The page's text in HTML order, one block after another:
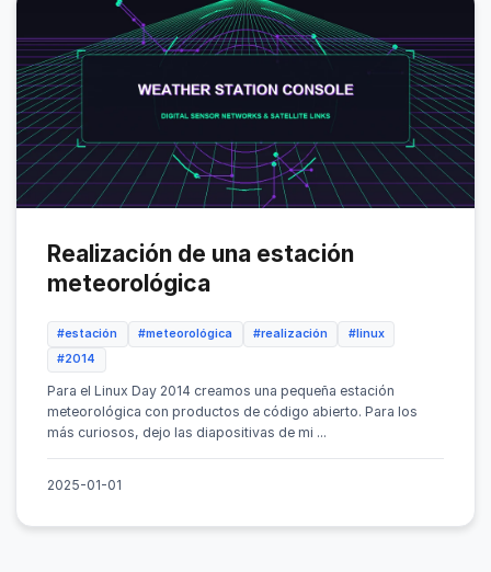
Realización de una estación
meteorológica
#estación #meteorológica #realización
#linux
#2014
Para el Linux Day 2014 creamos una pequeña estación
meteorológica con productos de código abierto. Para los
más curiosos, dejo las diapositivas de mi ...
2025-01-01